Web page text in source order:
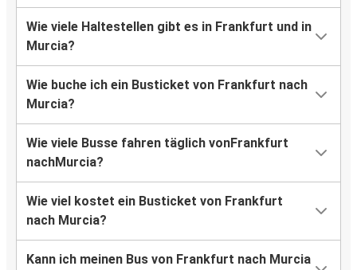
Wie viele Haltestellen gibt es in Frankfurt und in
Murcia?
Wie buche ich ein Busticket von Frankfurt nach
Murcia?
Wie viele Busse fahren täglich vonFrankfurt
nachMurcia?
Wie viel kostet ein Busticket von Frankfurt
nach Murcia?
Kann ich meinen Bus von Frankfurt nach Murcia